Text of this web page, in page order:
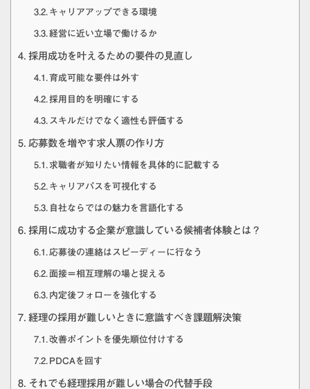
キャリアアップできる環境
経営に近い立場で働けるか
採用成功を叶えるための要件の見直し
育成可能な要件は外す
採用目的を明確にする
スキルだけでなく適性も評価する
応募数を増やす求人票の作り方
求職者が知りたい情報を具体的に記載する
キャリアパスを可視化する
自社ならではの魅力を言語化する
採用に成功する企業が意識している候補者体験とは？
応募後の連絡はスピーディーに行なう
面接＝相互理解の場と捉える
内定後フォローを強化する
経理の採用が難しいときに意識すべき課題解決策
改善ポイントを優先順位付けする
PDCAを回す
それでも経理採用が難しい場合の代替手段